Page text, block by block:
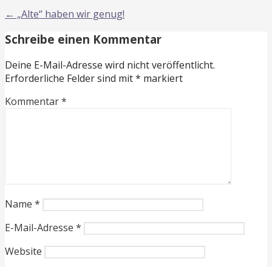
← „Alte“ haben wir genug!
Schreibe einen Kommentar
Deine E-Mail-Adresse wird nicht veröffentlicht.
Erforderliche Felder sind mit* markiert
Kommentar*
Name *
E-Mail-Adresse *
Website